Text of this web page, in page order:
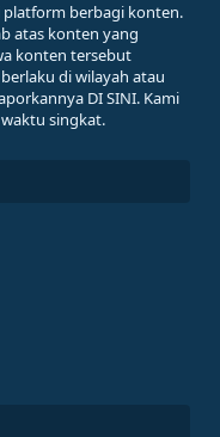
berbagi konten.
atas konten yang
konten tersebut
di wilayah atau
DI SINI. Kami
singkat.